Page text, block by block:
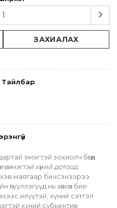
ЗАХИАЛАХ
Тайлбар
эмэгтэй зохиолч бөгөөд
эмэгтэй хүний дотоод
хэв маягаар бичсэнээрээ
нь зөвхөн бие
илүүтэй, хүний сэтгэл
хүний субьектив